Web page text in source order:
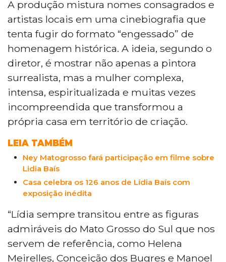
Grande, o longa-metragem "Lydia",
dirigido por Ricardo Câmara, retrata a
trajetória da artista sul-mato-grossense
Lídia Baís. Com elenco que inclui Ney
Matogrosso, Alzira Espíndola e Gisele
Sater, o filme foi viabilizado pela Lei Paulo
Gustavo e busca mostrar a pintora
surrealista além da homenagem
histórica, destacando sua complexidade
humana e legado cultural.
A produção mistura nomes consagrados e
artistas locais em uma cinebiografia que
tenta fugir do formato “engessado” de
homenagem histórica. A ideia, segundo o
diretor, é mostrar não apenas a pintora
surrealista, mas a mulher complexa,
intensa, espiritualizada e muitas vezes
incompreendida que transformou a
própria casa em território de criação.
LEIA TAMBÉM
Ney Matogrosso fará participação em filme sobre
Lidia Baís
Casa celebra os 126 anos de Lídia Baís com
exposição inédita
“Lídia sempre transitou entre as figuras
admiráveis do Mato Grosso do Sul que nos
servem de referência, como Helena
Meirelles, Conceição dos Bugres e Manoel